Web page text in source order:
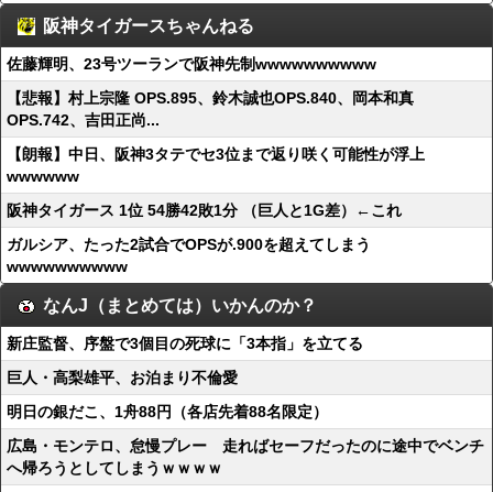
阪神タイガースちゃんねる
佐藤輝明、23号ツーランで阪神先制wwwwwwwwww
【悲報】村上宗隆 OPS.895、鈴木誠也OPS.840、岡本和真
OPS.742、吉田正尚...
【朗報】中日、阪神3タテでセ3位まで返り咲く可能性が浮上
wwwwww
阪神タイガース 1位 54勝42敗1分 （巨人と1G差）←これ
ガルシア、たった2試合でOPSが.900を超えてしまう
wwwwwwwwww
なんJ（まとめては）いかんのか？
新庄監督、序盤で3個目の死球に「3本指」を立てる
巨人・高梨雄平、お泊まり不倫愛
明日の銀だこ、1舟88円（各店先着88名限定）
広島・モンテロ、怠慢プレー 走ればセーフだったのに途中でベンチ
へ帰ろうとしてしまうｗｗｗｗ